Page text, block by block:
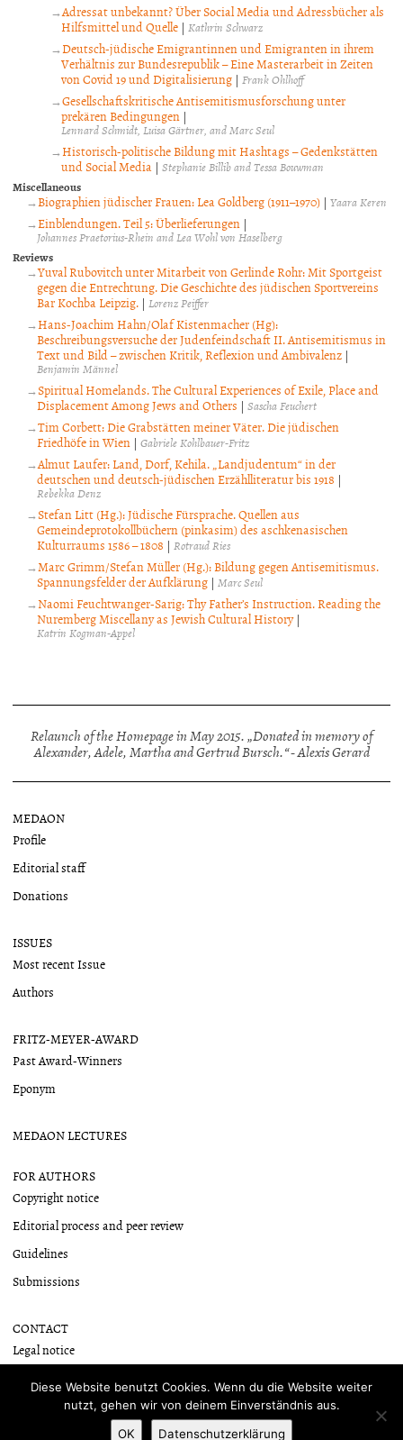
Adressat unbekannt? Über Social Media und Adressbücher als
Hilfsmittel und Quelle | Kathrin Schwarz
Deutsch-jüdische Emigrantinnen und Emigranten in ihrem
Verhältnis zur Bundesrepublik – Eine Masterarbeit in Zeiten
von Covid 19 und Digitalisierung | Frank Ohlhoff
Gesellschaftskritische Antisemitismusforschung unter
prekären Bedingungen |
Lennard Schmidt, Luisa Gärtner, and Marc Seul
Historisch-politische Bildung mit Hashtags – Gedenkstätten
und Social Media | Stephanie Billib and Tessa Bouwman
Miscellaneous
Biographien jüdischer Frauen: Lea Goldberg (1911–1970) |Yaara Keren
Einblendungen. Teil 5: Überlieferungen |
Johannes Praetorius-Rhein and Lea Wohl von Haselberg
Reviews
Yuval Rubovitch unter Mitarbeit von Gerlinde Rohr: Mit Sportgeist
gegen die Entrechtung. Die Geschichte des jüdischen Sportvereins
Bar Kochba Leipzig. | Lorenz Peiffer
Hans-Joachim Hahn/Olaf Kistenmacher (Hg):
Beschreibungsversuche der Judenfeindschaft II. Antisemitismus in
Text und Bild – zwischen Kritik, Reflexion und Ambivalenz |
Benjamin Männel
Spiritual Homelands. The Cultural Experiences of Exile, Place and
Displacement Among Jews and Others | Sascha Feuchert
Tim Corbett: Die Grabstätten meiner Väter. Die jüdischen
Friedhöfe in Wien | Gabriele Kohlbauer-Fritz
Almut Laufer: Land, Dorf, Kehila. „Landjudentum“ in der
deutschen und deutsch-jüdischen Erzählliteratur bis 1918 |
Rebekka Denz
Stefan Litt (Hg.): Jüdische Fürsprache. Quellen aus
Gemeindeprotokollbüchern (pinkasim) des aschkenasischen
Kulturraums 1586 – 1808 | Rotraud Ries
Marc Grimm/Stefan Müller (Hg.): Bildung gegen Antisemitismus.
Spannungsfelder der Aufklärung | Marc Seul
Naomi Feuchtwanger-Sarig: Thy Father’s Instruction. Reading the
Nuremberg Miscellany as Jewish Cultural History|
Katrin Kogman-Appel
Relaunch of the Homepage in May 2015. „Donated in memory of
Alexander, Adele, Martha and Gertrud Bursch.“ - Alexis Gerard
MEDAON
Profile
Editorial staff
Donations
ISSUES
Most recent Issue
Authors
FRITZ-MEYER-AWARD
Past Award-Winners
Eponym
MEDAON LECTURES
FOR AUTHORS
Copyright notice
Editorial process and peer review
Guidelines
Submissions
CONTACT
Legal notice
Diese Website benutzt Cookies. Wenn du die Website weiter
nutzt, gehen wir von deinem Einverständnis aus.
OK
Datenschutzerklärung